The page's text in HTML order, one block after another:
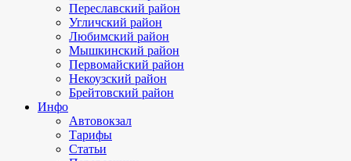
Переславский район
Угличский район
Любимский район
Мышкинский район
Первомайский район
Некоузский район
Брейтовский район
Инфо
Автовокзал
Тарифы
Статьи